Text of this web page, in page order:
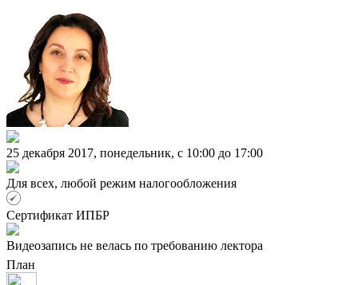
25 декабря 2017, понедельник, c 10:00 до 17:00
Для всех, любой режим налогообложения
Сертификат ИПБР
Видеозапись не велась по требованию лектора
План